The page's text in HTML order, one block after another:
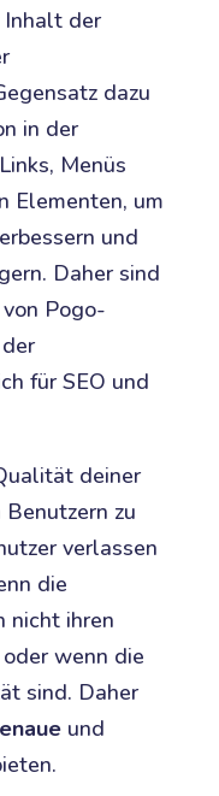
Inhalt der
dazu
in der
Menüs
Elementen, um
und
Daher sind
Pogo-
für SEO und
deiner
zu
verlassen
die
nicht ihren
wenn die
sind. Daher
und